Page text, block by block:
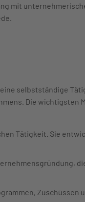
mit
selbstständige
Die wichtigsten
Tätigkeit. Sie
Zuschüssen